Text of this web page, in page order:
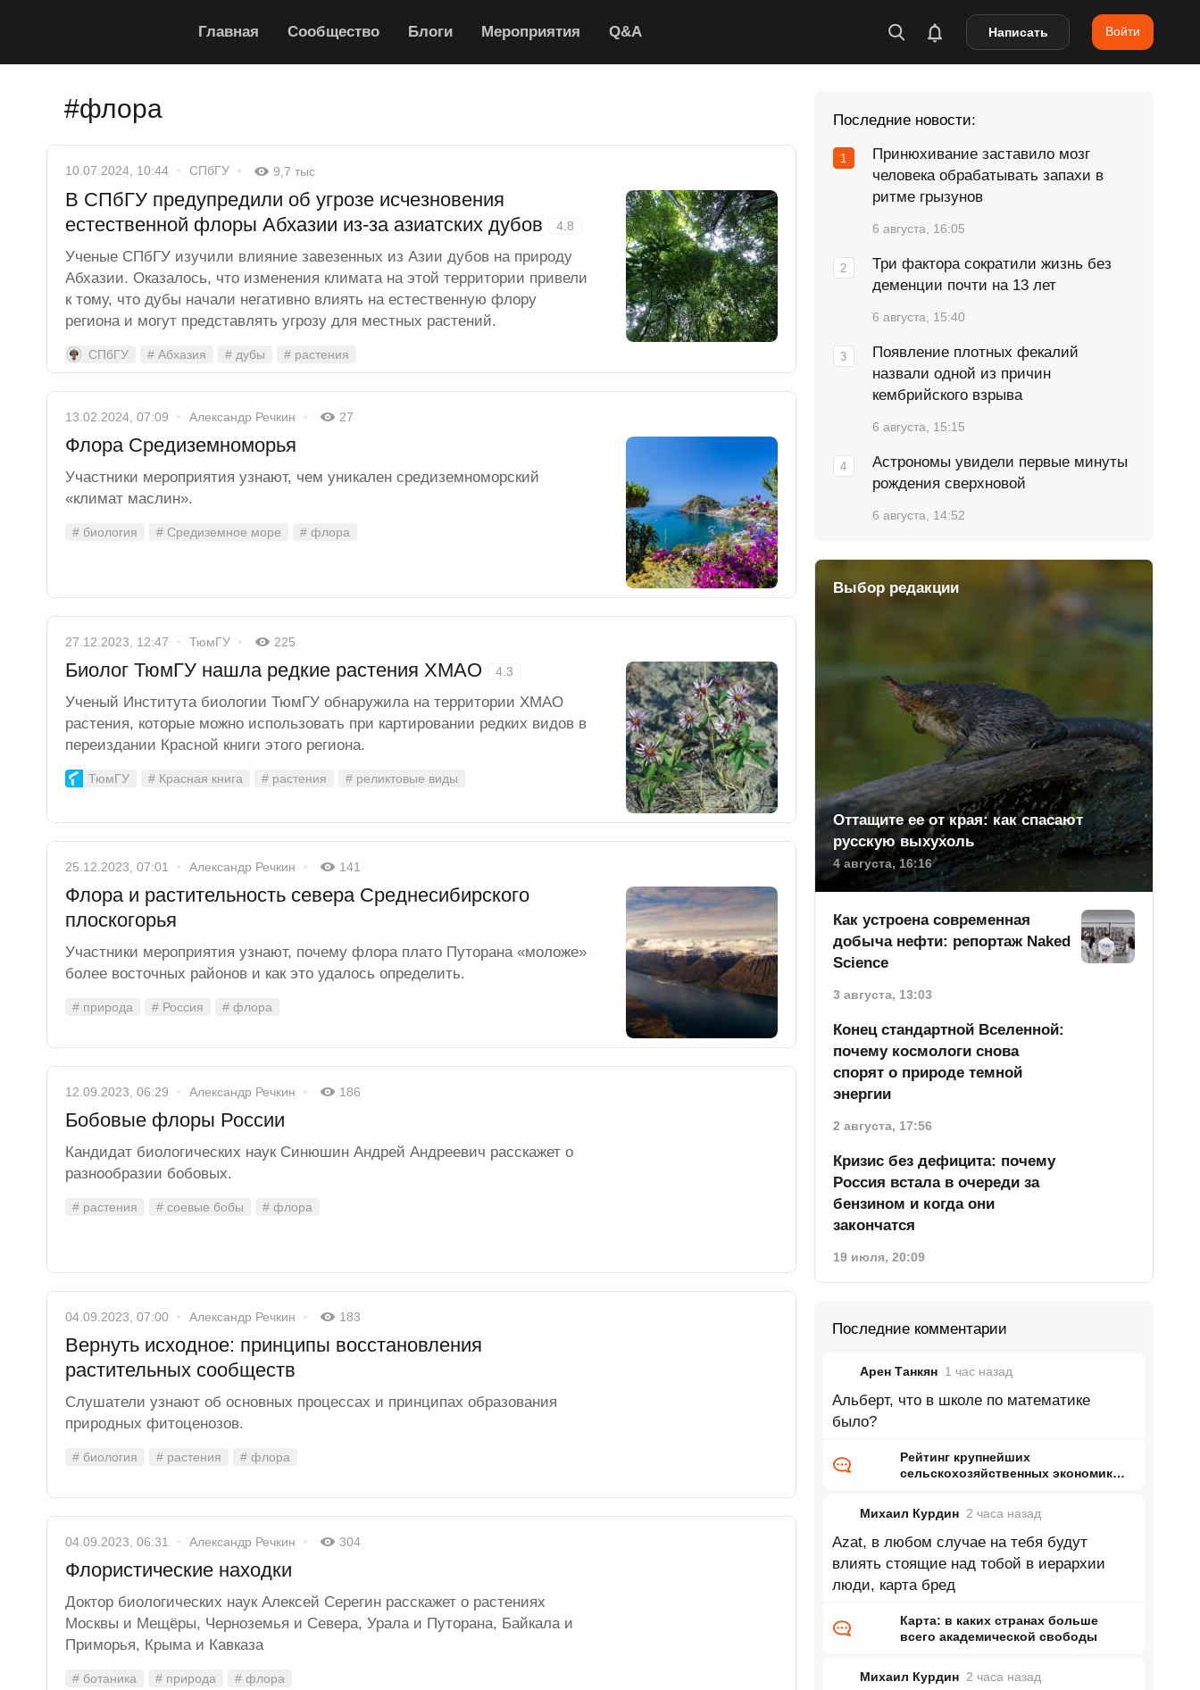
Главная Сообщество Блоги Мероприятия Q&A Написать Войти
#флора
10.07.2024, 10:44 СПбГУ 9,7 тыс
В СПбГУ предупредили об угрозе исчезновения
естественной флоры Абхазии из-за азиатских дубов
4.8
Ученые СПбГУ изучили влияние завезенных из Азии дубов на природу
Абхазии. Оказалось, что изменения климата на этой территории привели
к тому, что дубы начали негативно влиять на естественную флору
региона и могут представлять угрозу для местных растений.
СПбГУ # Абхазия # дубы # растения
13.02.2024, 07:09 Александр Речкин 27
Флора Средиземноморья
Участники мероприятия узнают, чем уникален средиземноморский
«климат маслин».
# биология # Средиземное море # флора
27.12.2023, 12:47 ТюмГУ 225
Биолог ТюмГУ нашла редкие растения ХМАО 4.3
Ученый Института биологии ТюмГУ обнаружила на территории ХМАО
растения, которые можно использовать при картировании редких видов в
переиздании Красной книги этого региона.
ТюмГУ # Красная книга # растения # реликтовые виды
25.12.2023, 07:01 Александр Речкин 141
Флора и растительность севера Среднесибирского
плоскогорья
Участники мероприятия узнают, почему флора плато Путорана «моложе»
более восточных районов и как это удалось определить.
# природа # Россия # флора
12.09.2023, 06:29 Александр Речкин 186
Бобовые флоры России
Кандидат биологических наук Синюшин Андрей Андреевич расскажет о
разнообразии бобовых.
# растения # соевые бобы # флора
04.09.2023, 07:00 Александр Речкин 183
Вернуть исходное: принципы восстановления
растительных сообществ
Слушатели узнают об основных процессах и принципах образования
природных фитоценозов.
# биология # растения # флора
04.09.2023, 06:31 Александр Речкин 304
Флористические находки
Доктор биологических наук Алексей Серегин расскажет о растениях
Москвы и Мещёры, Черноземья и Севера, Урала и Путорана, Байкала и
Приморья, Крыма и Кавказа
# ботаника # природа # флора
Последние новости:
Принюхивание заставило мозг
человека обрабатывать запахи в
ритме грызунов
6 августа, 16:05
Три фактора сократили жизнь без
деменции почти на 13 лет
6 августа, 15:40
Появление плотных фекалий
назвали одной из причин
кембрийского взрыва
6 августа, 15:15
Астрономы увидели первые минуты
рождения сверхновой
6 августа, 14:52
Выбор редакции
Оттащите ее от края: как спасают
русскую выхухоль
4 августа, 16:16
Как устроена современная
добыча нефти: репортаж Naked
Science
3 августа, 13:03
Конец стандартной Вселенной:
почему космологи снова
спорят о природе темной
энергии
2 августа, 17:56
Кризис без дефицита: почему
Россия встала в очереди за
бензином и когда они
закончатся
19 июля, 20:09
Последние комментарии
Арен Танкян 1 час назад
Альберт, что в школе по математике
было?
Рейтинг крупнейших
сельскохозяйственных экономик
Михаил Курдин 2 часа назад
Azat, в любом случае на тебя будут
влиять стоящие над тобой в иерархии
люди, карта бред
Карта: в каких странах больше
всего академической свободы
Михаил Курдин 2 часа назад